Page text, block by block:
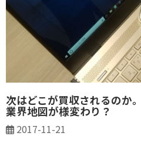
次はどこが買収されるのか
業界地図が様変わり？
2017-11-21